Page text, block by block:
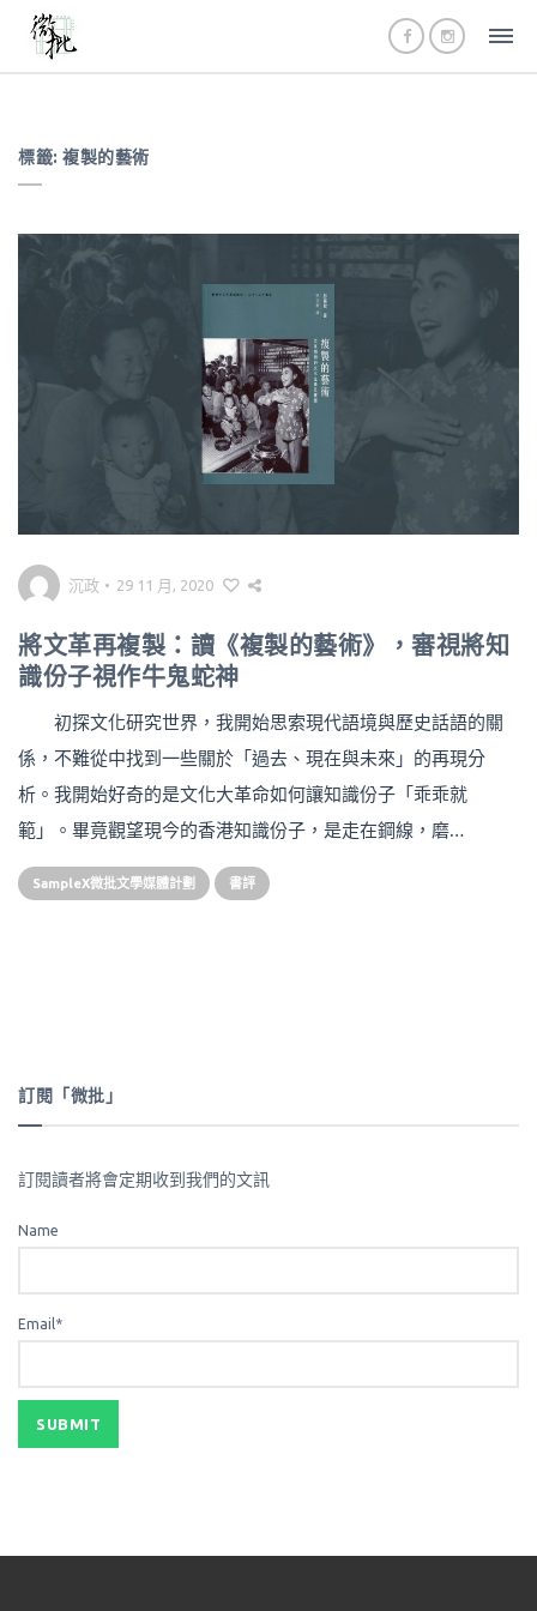
標籤: 複製的藝術
沉政 • 29 11 月, 2020
將文革再複製：讀《複製的藝術》，審視將知
識份子視作牛鬼蛇神
初探文化研究世界，我開始思索現代語境與歷史話語的關
係，不難從中找到一些關於「過去、現在與未來」的再現分
析。我開始好奇的是文化大革命如何讓知識份子「乖乖就
範」。畢竟觀望現今的香港知識份子，是走在鋼線，磨…
SampleX微批文學媒體計劃 書評
訂閱「微批」
訂閱讀者將會定期收到我們的文訊
Name
Email*